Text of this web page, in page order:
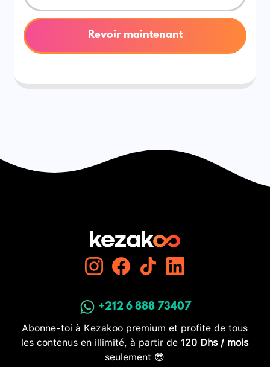
Revoir maintenant
+212 6 888 73407
Abonne-toi à Kezakoo premium et profite de tous
les contenus en illimité, à partir de 120 Dhs / mois
seulement 😎